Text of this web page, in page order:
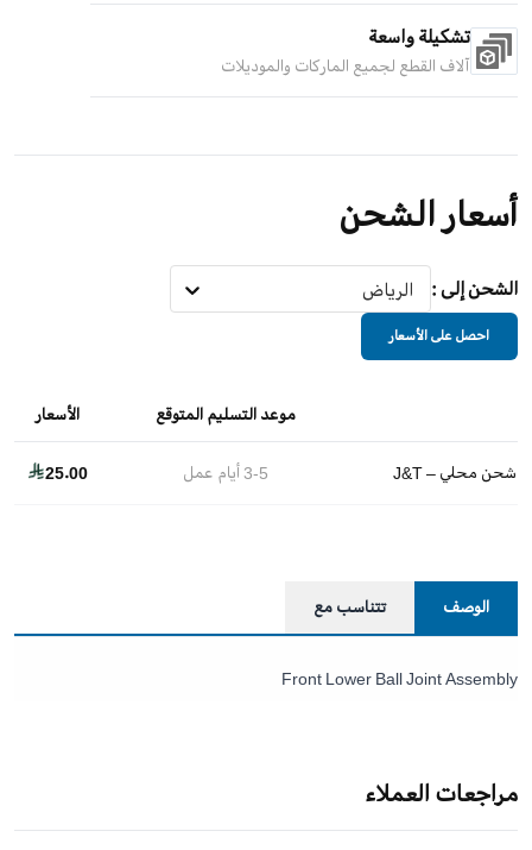
تشكيلة واسعة
آلاف القطع لجميع الماركات والموديلات
أسعار الشحن
الشحن إلى : الرياض
احصل على الأسعار
موعد التسليم المتوقع الأسعار
شحن محلي – J&T 3-5أيام عمل 25.00
الوصف تتناسب مع
Front Lower Ball Joint Assembly
مراجعات العملاء